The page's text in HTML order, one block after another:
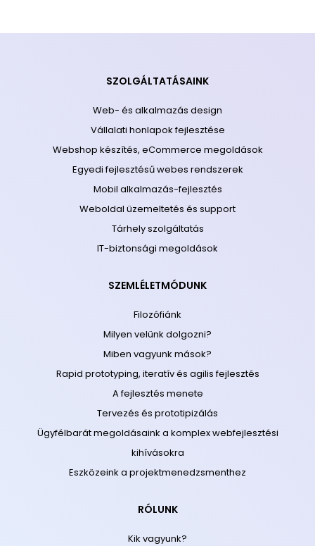
SZOLGÁLTATÁSAINK
Web- és alkalmazás design
Vállalati honlapok fejlesztése
Webshop készítés, eCommerce megoldások
Egyedi fejlesztésű webes rendszerek
Mobil alkalmazás-fejlesztés
Weboldal üzemeltetés és support
Tárhely szolgáltatás
IT-biztonsági megoldások
SZEMLÉLETMÓDUNK
Filozófiánk
Milyen velünk dolgozni?
Miben vagyunk mások?
Rapid prototyping, iteratív és agilis fejlesztés
A fejlesztés menete
Tervezés és prototipizálás
Ügyfélbarát megoldásaink a komplex webfejlesztési
kihívásokra
Eszközeink a projektmenedzsmenthez
RÓLUNK
Kik vagyunk?